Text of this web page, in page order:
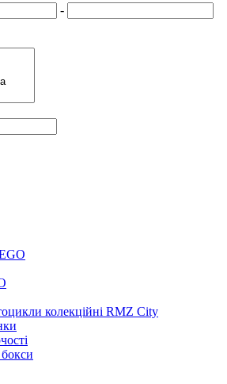
-
колекційні RMZ City
бокси